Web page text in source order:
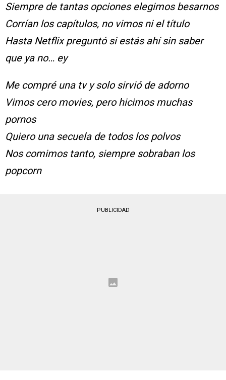
Siempre de tantas opciones elegimos besarnos
Corrían los capítulos, no vimos ni el título
Hasta Netflix preguntó si estás ahí sin saber
que ya no… ey
Me compré una tv y solo sirvió de adorno
Vimos cero movies, pero hicimos muchas
pornos
Quiero una secuela de todos los polvos
Nos comimos tanto, siempre sobraban los
popcorn
PUBLICIDAD